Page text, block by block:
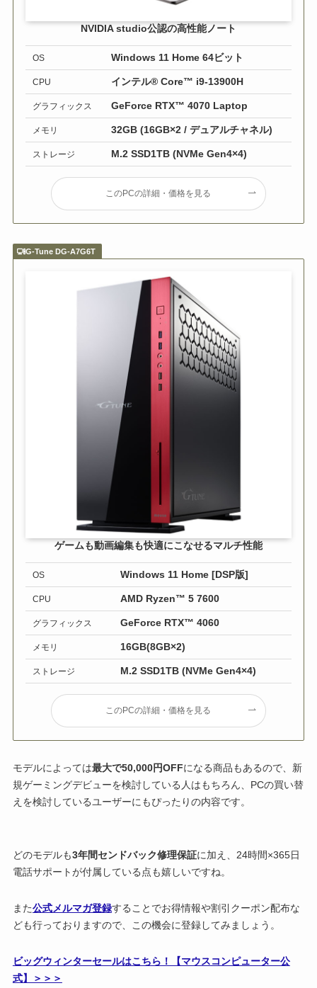
NVIDIA studio公認の高性能ノート
OS Windows 11 Home 64ビット
CPU インテル® Core™ i9-13900H
グラフィックス GeForce RTX™ 4070 Laptop
メモリ 32GB (16GB×2 / デュアルチャネル)
ストレージ M.2 SSD1TB (NVMe Gen4×4)
このPCの詳細・価格を見る
G-Tune DG-A7G6T
ゲームも動画編集も快適にこなせるマルチ性能
OS Windows 11 Home [DSP版]
CPU AMD Ryzen™ 5 7600
グラフィックス GeForce RTX™ 4060
メモリ 16GB(8GB×2)
ストレージ M.2 SSD1TB (NVMe Gen4×4)
このPCの詳細・価格を見る
モデルによっては最大で50,000円OFFになる商品もあるので、新
規ゲーミングデビューを検討している人はもちろん、PCの買い替
えを検討しているユーザーにもぴったりの内容です。
どのモデルも3年間センドバック修理保証に加え、24時間×365日
電話サポートが付属している点も嬉しいですね。
また公式メルマガ登録することでお得情報や割引クーポン配布な
ども行っておりますので、この機会に登録してみましょう。
ビッグウィンターセールはこちら！【マウスコンピューター公
式】＞＞＞